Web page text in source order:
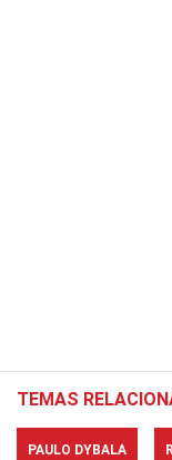
TEMAS
PAULO DYBALA